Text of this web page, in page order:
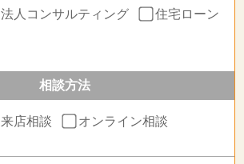
法人コンサルティング
住宅ローン
相談方法
来店相談 オンライン相談